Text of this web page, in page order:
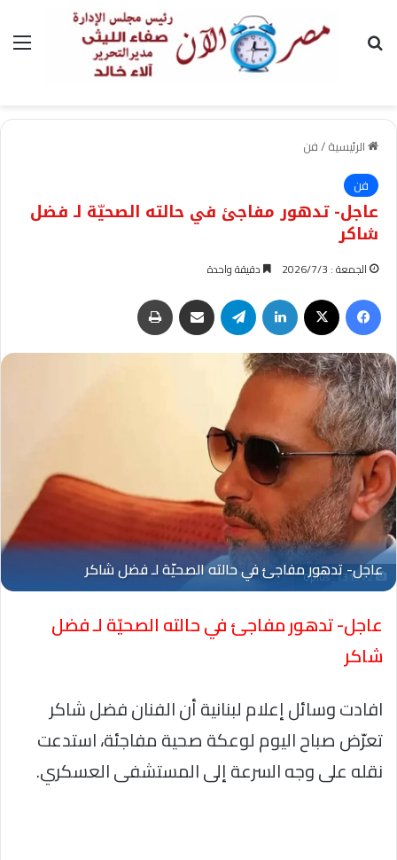
بحث عن
الرئيسية/فن
فن
عاجل- تدهور مفاجئ في حالته الصحيّة لـ فضل
شاكر
الجمعة : 2026/7/3 دقيقة واحدة
فيسبوك لينكدإن تيلقرام مشاركة عبر البريد
Oplus_131072
عاجل- تدهور مفاجئ في حالته الصحيّة لـ فضل
شاكر
افادت وسائل إعلام لبنانية أن الفنان فضل شاكر
تعرّض صباح اليوم لوعكة صحية مفاجئة، استدعت
نقله على وجه السرعة إلى المستشفى العسكري.